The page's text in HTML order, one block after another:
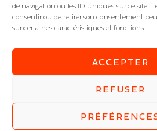
de navigation ou les ID uniques sur ce site.
consentir ou de retirer son consentement
sur certaines caractéristiques et fonctions.
ACCEPTER
REFUSER
© NEXXLED 2026
Politique de